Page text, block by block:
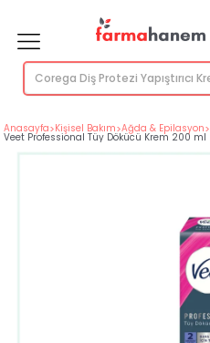
Anasayfa>Kişisel Bakım>Ağda & Epilasyon>
Veet Professional Tüy Dökücü Krem 200 ml